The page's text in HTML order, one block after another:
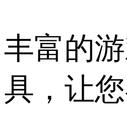
丰富的
具，让